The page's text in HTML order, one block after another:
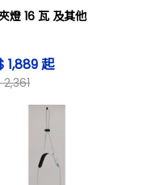
燈 16 瓦 及其他
1,889 起
2,361